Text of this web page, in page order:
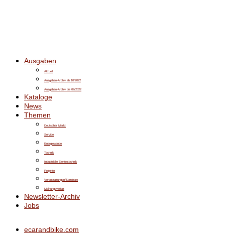
Ausgaben
Aktuell
Ausgaben-Archiv ab 10/2022
Ausgaben-Archiv bis 09/2022
Kataloge
News
Themen
Deutscher Markt
Service
Energiewende
Technik
Industrielle Elektrotechnik
Projekte
Veranstaltungen/Seminare
Meinungsvielfalt
Newsletter-Archiv
Jobs
ecarandbike.com